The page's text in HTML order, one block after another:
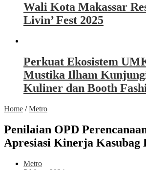
Wali Kota Makassar
Livin’ Fest 2025
Perkuat Ekosistem
Mustika Ilham
Kuliner dan Booth
Home /Metro
Penilaian OPD
Apresiasi Kinerja Kasubag
Metro